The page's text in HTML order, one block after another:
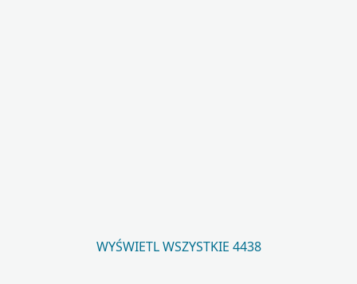
WYŚWIETL WSZYSTKIE 4438